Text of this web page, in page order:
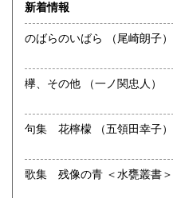
熊本県 430円
沖縄県 430円
最寄駅：長岡駅
営業時間：午前10時から午
定休日：不定休
書籍の買取について
新潟県内にて出張積極的に
張料は無料です。20冊以上
絡願います。
取り扱い分野
歴史、社会科学、自然科学
新着情報
のばらのいばら （尾崎朗子）
欅、その他 （一ノ関忠人）
句集 花檸檬 （五領田幸子）